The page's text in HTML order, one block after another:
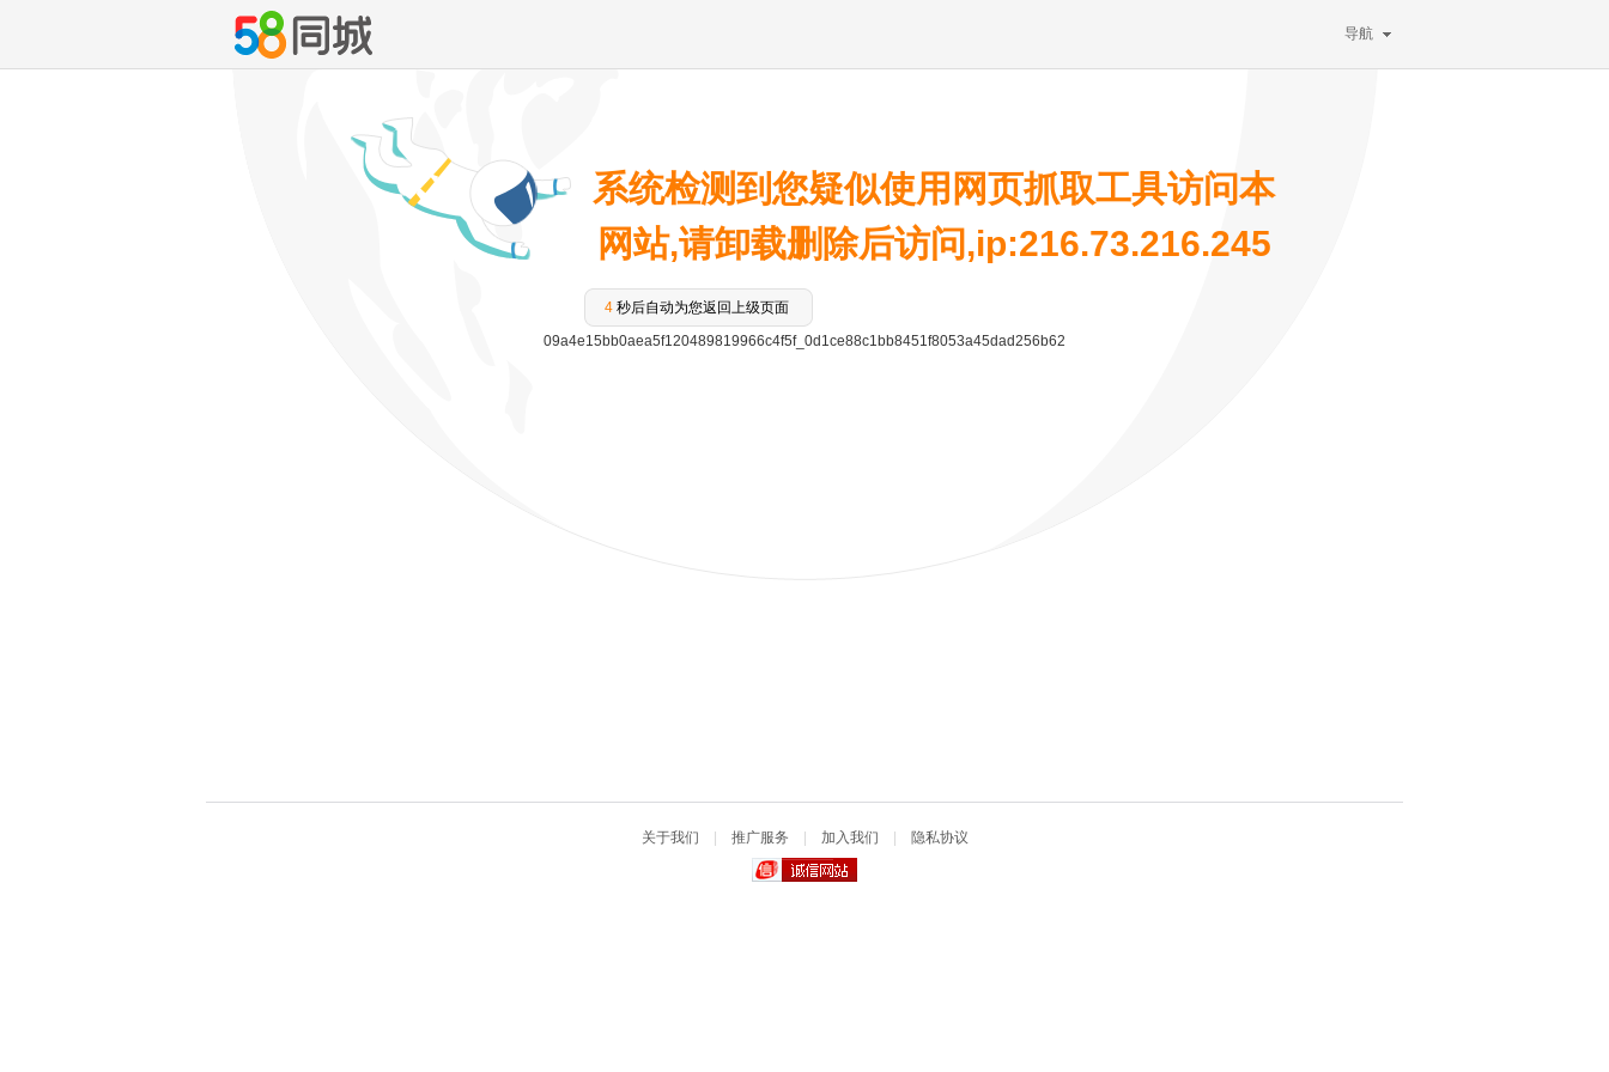
导航
系统检测到您疑似使用网页抓取工具访问本
网站,请卸载删除后访问,ip:216.73.216.245
4 秒后自动为您返回上级页面
09a4e15bb0aea5f120489819966c4f5f_0d1ce88c1bb8451f8053a45dad256b62
关于我们 推广服务 加入我们 隐私协议